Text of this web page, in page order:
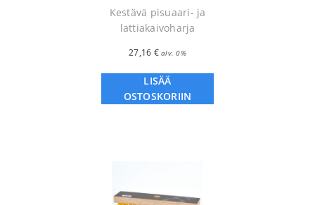
Kestävä pisuaari- ja
lattiakaivoharja
27,16 € alv. 0%
LISÄÄ
OSTOSKORIIN